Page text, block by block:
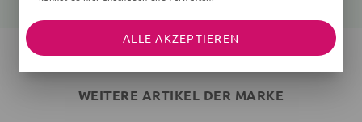
WEITERE ARTIKEL DER MARKE
ALLE AKZEPTIEREN